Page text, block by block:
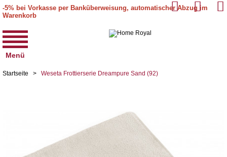
-5% bei Vorkasse per Banküberweisung, automatischer Abzug im
Warenkorb
Menü
Startseite > Weseta Frottierserie Dreampure Sand (92)